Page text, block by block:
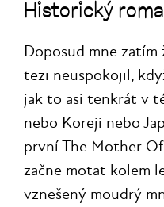
Historický
Doposud mne
tezi neuspokojil,
jak to asi tenkrát v
nebo Koreji nebo
první The Mother
začne motat kolem
vznešený moudrý